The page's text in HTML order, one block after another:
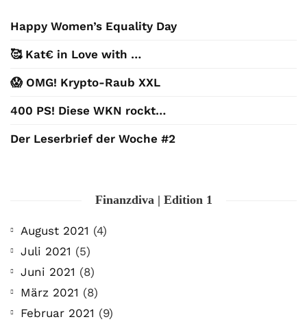
Happy Women’s Equality Day
🥰 Kat€ in Love with …
😱 OMG! Krypto-Raub XXL
400 PS! Diese WKN rockt…
Der Leserbrief der Woche #2
Finanzdiva | Edition 1
August 2021 (4)
Juli 2021 (5)
Juni 2021 (8)
März 2021 (8)
Februar 2021 (9)